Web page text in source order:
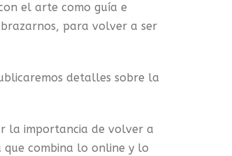
el arte como guía e
para volver a ser
detalles sobre la
la importancia de volver a
combina lo online y lo